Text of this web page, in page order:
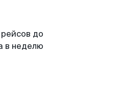
до
в неделю